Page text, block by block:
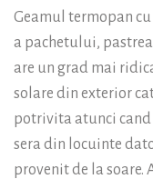
Geamul termopan
a pachetului,
are un grad mai
solare din exterior
potrivita atunci cand
sera din locuinte
provenit de la soare.